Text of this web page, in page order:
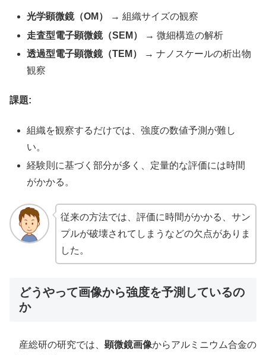
光学顕微鏡（OM）
→ 組織サイズの観察
走査型電子顕微鏡（SEM）
→ 微細構造の解析
透過型電子顕微鏡（TEM）
→ ナノスケールの析出物
観察
課題:
組織を観察するだけでは、強度の数値予測が難し
い。
経験則に基づく部分が多く、定量的な評価には時間
がかかる。
従来の方法では、評価に時間がかかる、サン
プルが破壊されてしまうなどの欠点がありま
した。
どうやって画像から強度を予測しているの
か
産総研の研究では、 顕微鏡画像からアルミニウム合金の